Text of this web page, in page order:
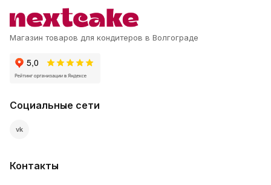
Магазин товаров для кондитеров в Волгограде
Социальные сети
vk
Контакты